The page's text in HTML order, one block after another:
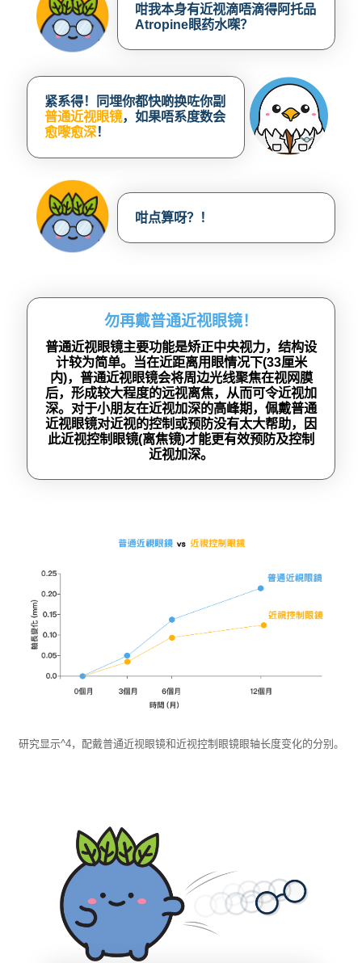
咁我本身有近视滴唔滴得阿托品
Atropine眼药水㗎？
紧系得！同埋你都快啲换咗你副
普通近视眼镜，如果唔系度数会
愈嚟愈深！
咁点算呀？！
勿再戴普通近视眼镜！
普通近视眼镜主要功能是矫正中央视力，结构设
计较为简单。当在近距离用眼情况下(33厘米
内)，普通近视眼镜会将周边光线聚焦在视网膜
后，形成较大程度的远视离焦，从而可令近视加
深。对于小朋友在近视加深的高峰期，佩戴普通
近视眼镜对近视的控制或预防没有太大帮助，因
此近视控制眼镜(离焦镜)才能更有效预防及控制
近视加深。
研究显示^4，配戴普通近视眼镜和近视控制眼镜眼轴长度变化的分
研究显示^4，配戴普通近视眼镜和近视控制眼镜眼轴长度变化的分别。